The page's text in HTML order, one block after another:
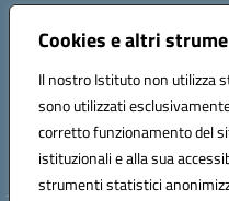
Cookies e altri
Il nostro Istituto non utilizza
sono utilizzati
corretto funzionamento del
istituzionali e alla sua
strumenti statistici
Indirizzo:Via Spontini 4 (sede
Centralino:(+39) 0737787634
Codice fiscale: 92010940432
Codice meccanografico:
Codice unico di fatturazione